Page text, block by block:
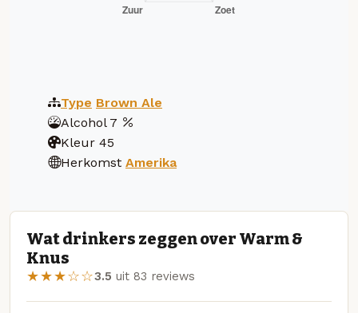
Type Brown Ale
Alcohol 7
Kleur 45
Herkomst Amerika
Wat drinkers zeggen over Warm &
Knus
★★★☆☆3.5 uit 83 reviews